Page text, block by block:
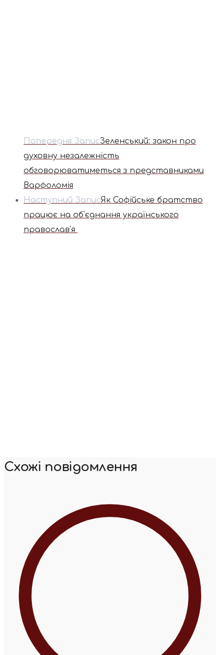
Попередня ЗаписЗеленський: закон про
духовну незалежність
обговорюватиметься з представниками
Варфоломія
Наступний ЗаписЯк Софійське братство
працює на об'єднання українського
православ'я
Схожі повідомлення